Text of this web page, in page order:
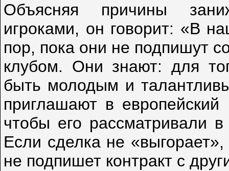
Объясняя причины
игроками, он говорит: «В
пор, пока они не подпишут
клубом. Они знают: для
быть молодым и
приглашают в
чтобы его рассматривали
Если сделка не «выгорает»,
не подпишет контракт с